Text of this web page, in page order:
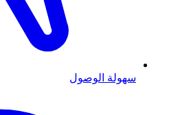
سهولة الوصول